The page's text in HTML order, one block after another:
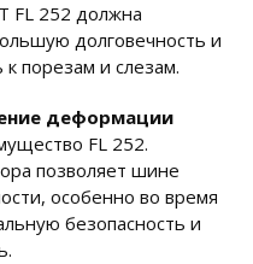
FL 252 должна
долговечность и
порезам и слезам.
деформации
FL 252.
позволяет шине
особенно во время
безопасность и